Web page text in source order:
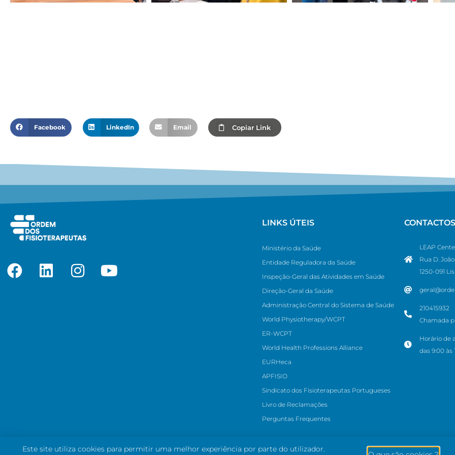
Facebook LinkedIn Email Copiar Link
LINKS ÚTEIS
Ministério da Saúde
Entidade Reguladora da Saúde
Inspeção-Geral das Atividades em Saúde
Direção-Geral da Saúde
Administração Central do Sistema de Saúde
World Physiotherapy/WCPT
ER-WCPT
World Health Professions Alliance
EURHeca
APFISIO
Sindicato dos Fisioterapeutas Portugueses
Livro de Reclamações
Perguntas Frequentes
CONTACTOS
LEAP
Rua D.
1250-091
210415932
Chamada
Horário de
das 9:00 às
Este site utiliza cookies para permitir uma melhor experiência por parte do utilizador.